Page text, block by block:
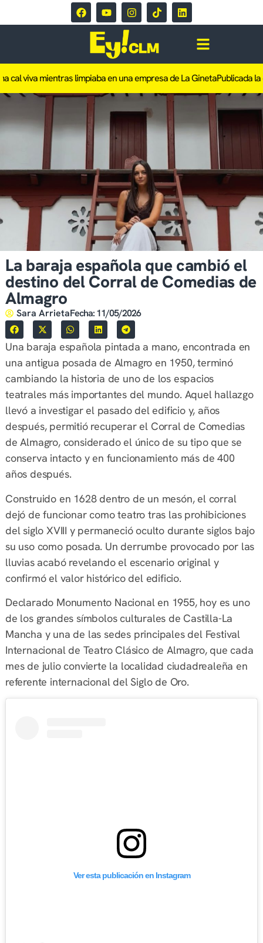
viva mientras limpiaba en una empresa de La GinetaPublicada la
La baraja española que cambió el
destino del Corral de Comedias de
Almagro
Sara ArrietaFecha:11/05/2026
Una baraja española pintada a mano, encontrada en
una antigua posada de Almagro en 1950, terminó
cambiando la historia de uno de los espacios
teatrales más importantes del mundo. Aquel hallazgo
llevó a investigar el pasado del edificio y, años
después, permitió recuperar el Corral de Comedias
de Almagro, considerado el único de su tipo que se
conserva intacto y en funcionamiento más de 400
años después.
Construido en 1628 dentro de un mesón, el corral
dejó de funcionar como teatro tras las prohibiciones
del siglo XVIII y permaneció oculto durante siglos bajo
su uso como posada. Un derrumbe provocado por las
lluvias acabó revelando el escenario original y
confirmó el valor histórico del edificio.
Declarado Monumento Nacional en 1955, hoy es uno
de los grandes símbolos culturales de Castilla-La
Mancha y una de las sedes principales del Festival
Internacional de Teatro Clásico de Almagro, que cada
mes de julio convierte la localidad ciudadrealeña en
referente internacional del Siglo de Oro.
Ver esta publicación en Instagram